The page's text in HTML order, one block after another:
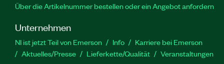
Über die Artikelnummer bestellen oder ein Angebot anfordern
Unternehmen
NI ist jetzt Teil von Emerson Info
Karriere bei Emerson
Aktuelles/Presse
Lieferkette/Qualität Veranstaltungen